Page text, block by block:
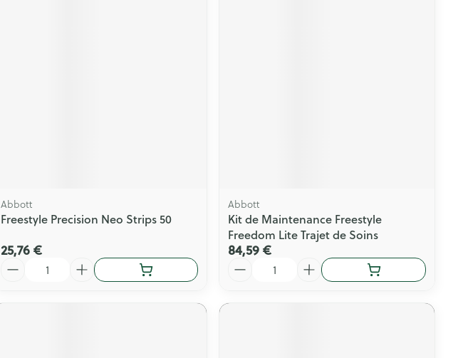
Abbott
Freestyle Precision Neo Strips 50
25,76 €
Quantité
Abbott
Kit de Maintenance Freestyle
Freedom Lite Trajet de Soins
84,59 €
Quantité